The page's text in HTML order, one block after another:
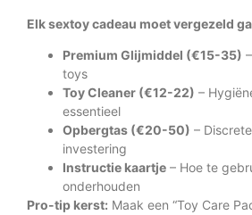
Elk sextoy cadeau moet vergezeld
Premium Glijmiddel (€15-35)
toys
Toy Cleaner (€12-22) –
essentieel
Opbergtas (€20-50) –
investering
Instructie kaartje – Hoe te
onderhouden
Pro-tip kerst: Maak een “Toy Care